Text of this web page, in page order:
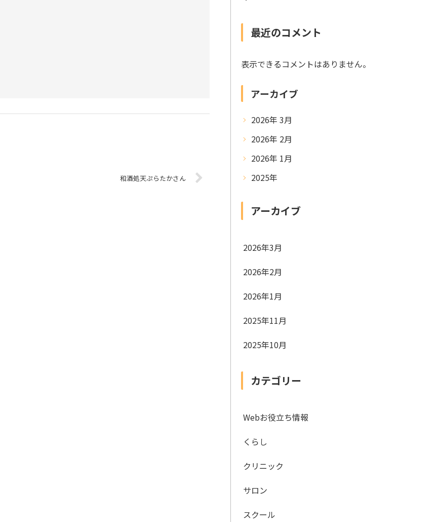
和酒処天ぷらたかさん
最近のコメント
表示できるコメントはありません。
アーカイブ
2026年 3月
2026年 2月
2026年 1月
2025年
アーカイブ
2026年3月
2026年2月
2026年1月
2025年11月
2025年10月
カテゴリー
Webお役立ち情報
くらし
クリニック
サロン
スクール